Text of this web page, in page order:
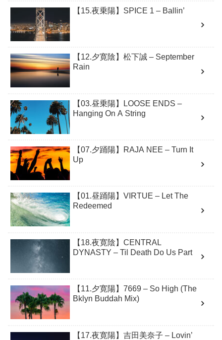
【15.夜乗陽】SPICE 1 – Ballin’
【12.夕寛陰】松下誠 – September
Rain
【03.昼乗陽】LOOSE ENDS –
Hanging On A String
【07.夕踊陽】RAJA NEE – Turn It
Up
【01.昼踊陽】VIRTUE – Let The
Redeemed
【18.夜寛陰】CENTRAL
DYNASTY – Til Death Do Us Part
【11.夕寛陽】7669 – So High (The
Bklyn Buddah Mix)
【17.夜寛陽】吉田美奈子 – Lovin’